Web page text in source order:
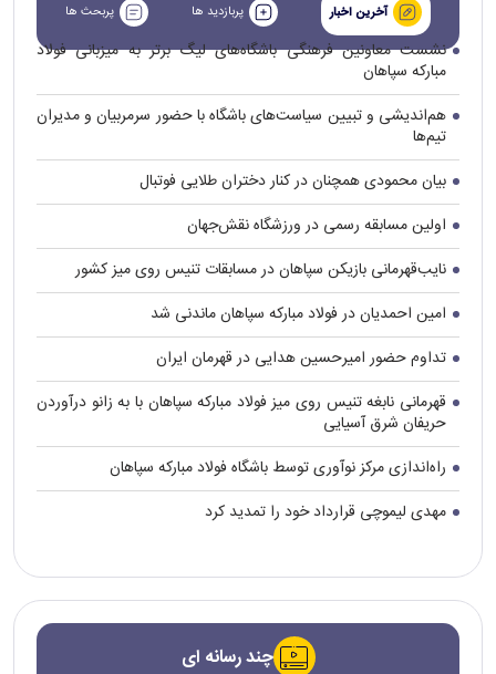
آخرین اخبار پربازدید ها پربحث ها
نشست معاونین فرهنگی باشگاه‌های لیگ برتر به میزبانی فولاد
مبارکه سپاهان
هم‌اندیشی و تبیین سیاست‌های باشگاه با حضور سرمربیان و مدیران
تیم‌ها
بیان محمودی همچنان در کنار دختران طلایی فوتبال
اولین مسابقه رسمی در ورزشگاه نقش‌جهان
نایب‌قهرمانی بازیکن سپاهان در مسابقات تنیس روی میز کشور
امین احمدیان در فولاد مبارکه سپاهان ماندنی شد
تداوم حضور امیرحسین هدایی در قهرمان ایران
قهرمانی نابغه تنیس روی میز فولاد مبارکه سپاهان با به زانو درآوردن
حریفان شرق آسیایی
راه‌اندازی مرکز نوآوری توسط باشگاه فولاد مبارکه سپاهان
مهدی لیموچی قرارداد خود را تمدید کرد
چند رسانه ای